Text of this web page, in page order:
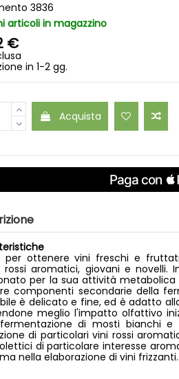
3836
articoli in magazzino
€
in 1-2 gg.
Acquista
per ottenere vini freschi e
rossi aromatici, giovani e novelli.
per la sua attività
componenti secondarie della
è delicato e fine, ed è adatto
meglio l'impatto olfattivo
di mosti bianchi
di particolari vini rossi
di particolare interesse
nella elaborazione di vini frizzanti.